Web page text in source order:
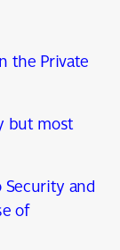
the Private
but most
and
of